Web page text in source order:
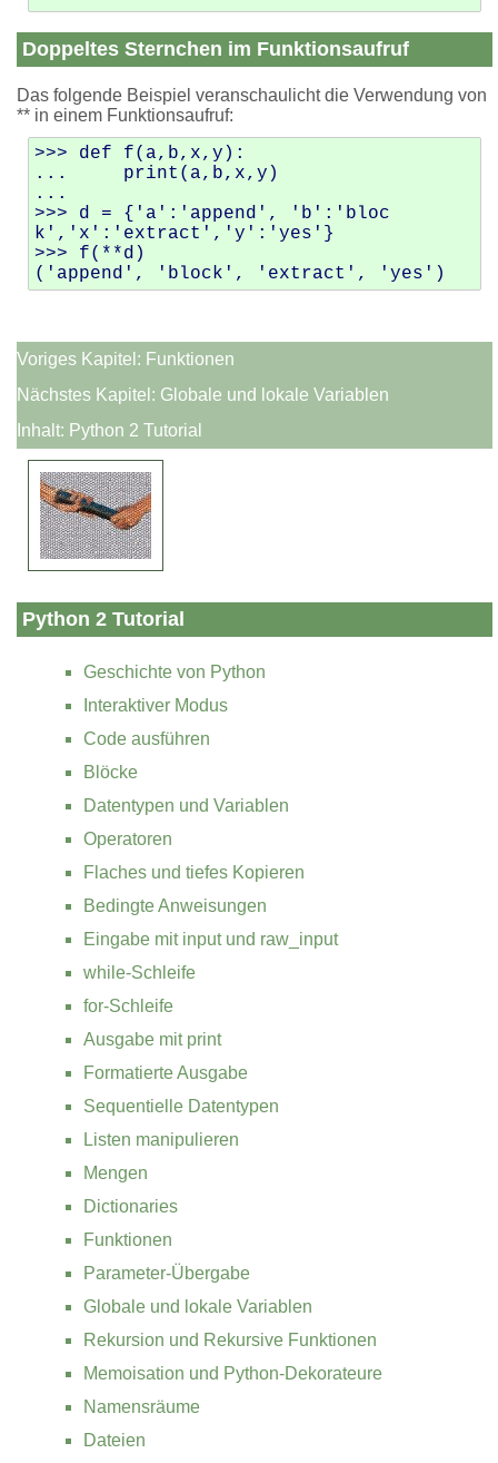
Doppeltes Sternchen im Funktionsaufruf
Das folgende Beispiel veranschaulicht die Verwendung von
** in einem Funktionsaufruf:
>>> def f(a,b,x,y):
...     print(a,b,x,y)
...
>>> d = {'a':'append', 'b':'bloc
k','x':'extract','y':'yes'}
>>> f(**d)
Voriges Kapitel: Funktionen
Nächstes Kapitel: Globale und lokale Variablen
Inhalt: Python 2 Tutorial
Python 2 Tutorial
Geschichte von Python
Interaktiver Modus
Code ausführen
Blöcke
Datentypen und Variablen
Operatoren
Flaches und tiefes Kopieren
Bedingte Anweisungen
Eingabe mit input und raw_input
while-Schleife
for-Schleife
Ausgabe mit print
Formatierte Ausgabe
Sequentielle Datentypen
Listen manipulieren
Mengen
Dictionaries
Funktionen
Parameter-Übergabe
Globale und lokale Variablen
Rekursion und Rekursive Funktionen
Memoisation und Python-Dekorateure
Namensräume
Dateien